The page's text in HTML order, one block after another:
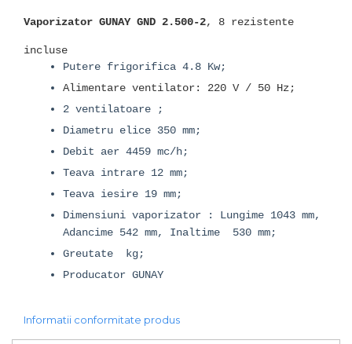
Vaporizator GUNAY GND 2.500-2, 8 rezistente
incluse
Putere frigorifica 4.8 Kw;
Alimentare ventilator: 220 V / 50 Hz;
2 ventilatoare ;
Diametru elice 350 mm;
Debit aer 4459 mc/h;
Teava intrare 12 mm;
Teava iesire 19 mm;
Dimensiuni vaporizator : Lungime 1043 mm,
Adancime 542 mm, Inaltime 530 mm;
Greutate kg;
Producator GUNAY
Informatii conformitate produs